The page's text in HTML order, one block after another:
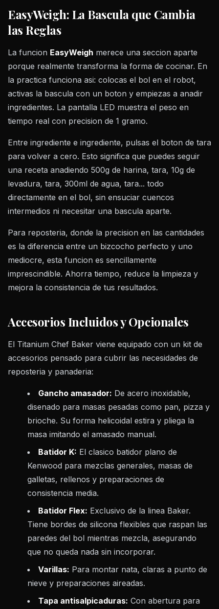
EasyWeigh: La Bascula que Cambia
las Reglas
La funcion EasyWeigh merece una seccion aparte
porque realmente transforma la forma de cocinar. En
la practica funciona asi: colocas el bol en el robot,
activas la bascula con un boton y empiezas a anadir
ingredientes. La pantalla LED muestra el peso en
tiempo real con precision de 1 gramo.
Entre ingrediente e ingrediente, pulsas el boton de tara
para volver a cero. Esto significa que puedes seguir
una receta anadiendo 500g de harina, tara, 10g de
levadura, tara, 300ml de agua, tara... todo
directamente en el bol, sin ensuciar cuencos
intermedios ni necesitar una bascula aparte.
Para reposteria, donde la precision en las cantidades
es la diferencia entre un bizcocho perfecto y uno
mediocre, esta funcion es sencillamente
imprescindible. Ahorra tiempo, reduce la limpieza y
mejora la consistencia de tus resultados.
Accesorios Incluidos y Opcionales
El Titanium Chef Baker viene equipado con un kit de
accesorios pensado para cubrir las necesidades de
reposteria y panaderia:
Gancho amasador: De acero inoxidable,
disenado para masas pesadas como pan, pizza y
brioche. Su forma helicoidal estira y pliega la
masa imitando el amasado manual.
Batidor K: El clasico batidor plano de
Kenwood para mezclas generales, masas de
galletas, rellenos y preparaciones de
consistencia media.
Batidor Flex: Exclusivo de la linea Baker.
Tiene bordes de silicona flexibles que raspan las
paredes del bol mientras mezcla, asegurando
que no queda nada sin incorporar.
Varillas: Para montar nata, claras a punto de
nieve y preparaciones aireadas.
Tapa antisalpicaduras: Con abertura para